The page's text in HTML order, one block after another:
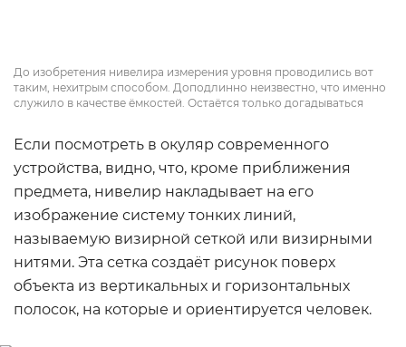
До изобретения нивелира измерения уровня проводились вот
таким, нехитрым способом. Доподлинно неизвестно, что именно
служило в качестве ёмкостей. Остаётся только догадываться
Если посмотреть в окуляр современного
устройства, видно, что, кроме приближения
предмета, нивелир накладывает на его
изображение систему тонких линий,
называемую визирной сеткой или визирными
нитями. Эта сетка создаёт рисунок поверх
объекта из вертикальных и горизонтальных
полосок, на которые и ориентируется человек.